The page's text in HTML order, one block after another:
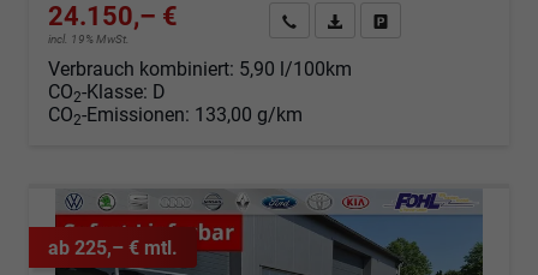
24.150,– €
incl. 19% MwSt.
Angebot anfordern
Fahrzeugexpose (PDF)
Verbrauch kombiniert: 5,90 l/100km
CO2-Klasse: D
CO2-Emissionen: 133,00 g/km
ab 225,– € mtl.